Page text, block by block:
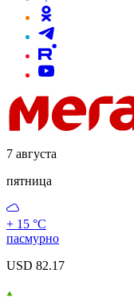
7 августа
пятница
+ 15 °С
пасмурно
USD 82.17